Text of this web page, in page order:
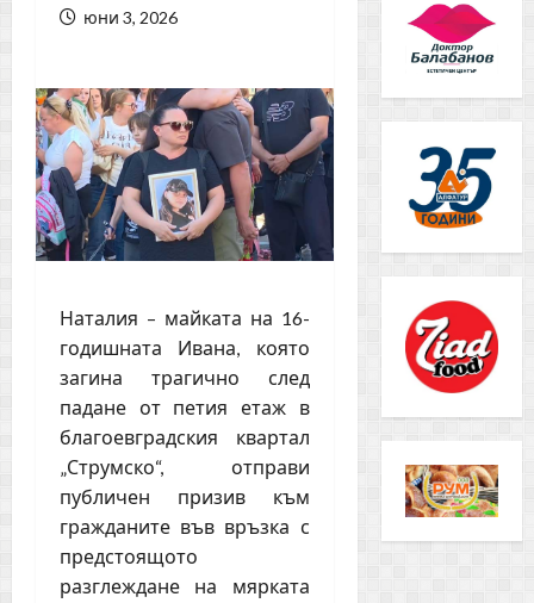
юни 3, 2026
Наталия – майката на 16-
годишната Ивана, която
загина трагично след
падане от петия етаж в
благоевградския квартал
„Струмско“, отправи
публичен призив към
гражданите във връзка с
предстоящото
разглеждане на мярката